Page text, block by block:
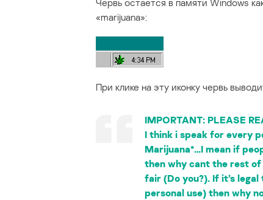
Червь остается в памяти Windows
«marijuana»:
При клике на эту иконку червь
IMPORTANT: PLEASE
I think i speak for every
Marijuana*…I mean if
then why cant the rest of
fair (Do you?). If it’s
personal use) then why